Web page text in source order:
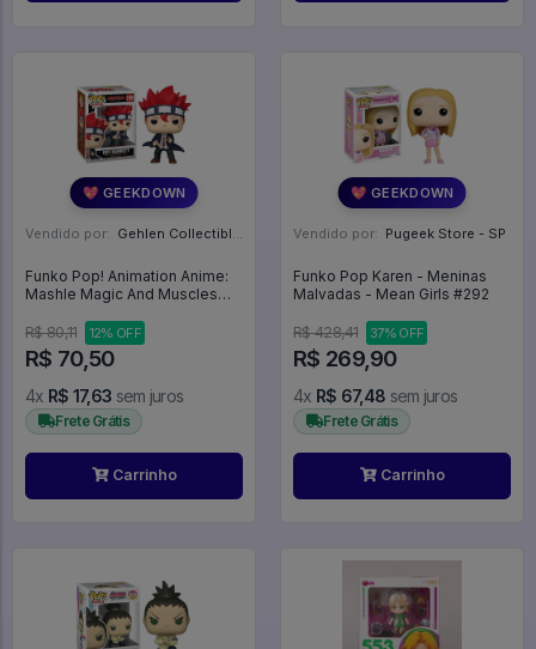
💖 GEEKDOWN
Vendido por: Gehlen Collectibles - RS
Funko Pop! Animation Anime:
Mashle Magic And Muscles
Danificada) - Mashle Magia E
Músculos #2185
R$ 80,11 12% OFF
R$ 70,50
4x R$ 17,63 sem juros
Frete Grátis
Carrinho
💖 GEEKDOWN
Vendido por: Pugeek Store - SP
Funko Pop Karen - Meninas
Malvadas - Mean Girls #292
R$ 428,41 37% OFF
R$ 269,90
4x R$ 67,48 sem juros
Frete Grátis
Carrinho